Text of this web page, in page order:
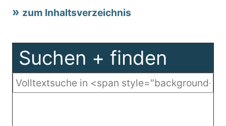
zum Inhaltsverzeichnis
Suchen + finden